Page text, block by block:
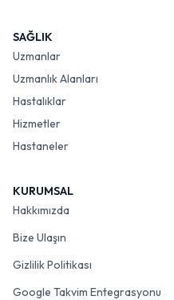
SAĞLIK
Uzmanlar
Uzmanlık Alanları
Hastalıklar
Hizmetler
Hastaneler
KURUMSAL
Hakkımızda
Bize Ulaşın
Gizlilik Politikası
Google Takvim Entegrasyonu